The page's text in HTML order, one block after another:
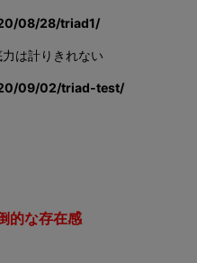
08/28/triad1/
は計りきれない
09/02/triad-test/
的な存在感